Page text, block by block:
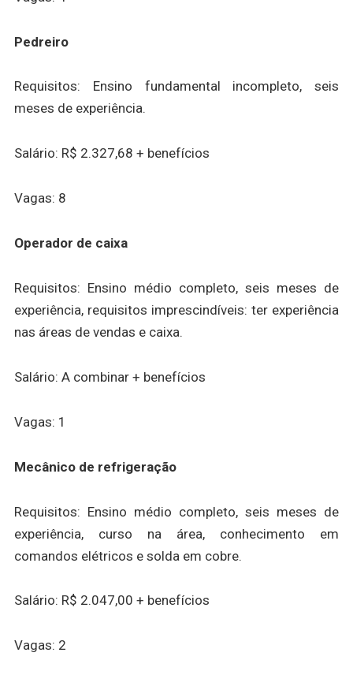
Pedreiro
Requisitos: Ensino fundamental incompleto, seis
meses de experiência.
Salário: R$ 2.327,68 + benefícios
Vagas: 8
Operador de caixa
Requisitos: Ensino médio completo, seis meses de
experiência, requisitos imprescindíveis: ter experiência
nas áreas de vendas e caixa.
Salário: A combinar + benefícios
Vagas: 1
Mecânico de refrigeração
Requisitos: Ensino médio completo, seis meses de
experiência, curso na área, conhecimento em
comandos elétricos e solda em cobre.
Salário: R$ 2.047,00 + benefícios
Vagas: 2